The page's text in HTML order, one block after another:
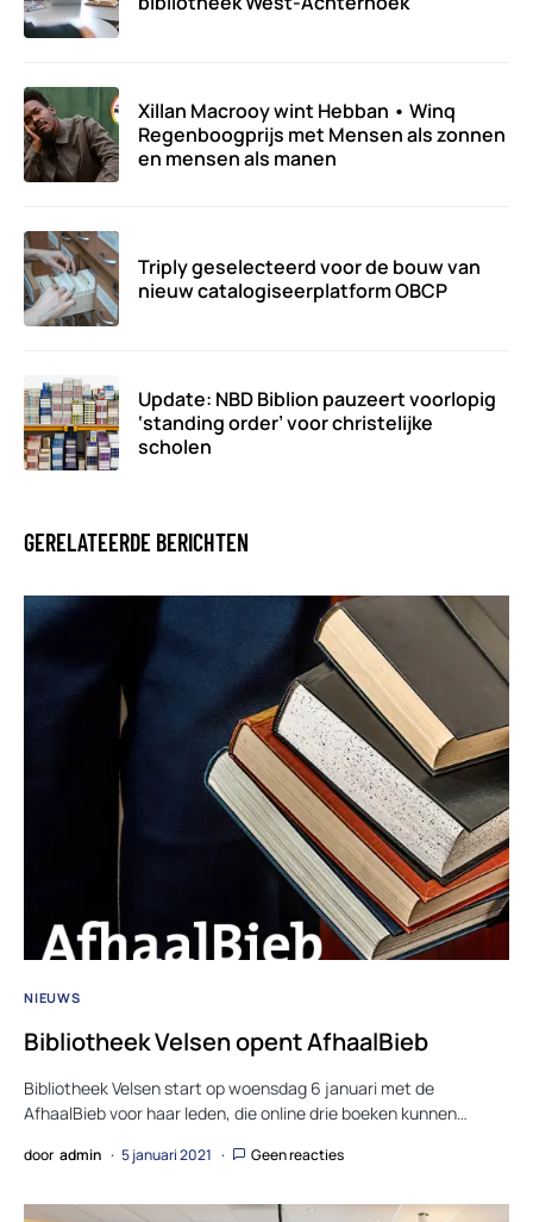
Xillan Macrooy wint Hebban • Winq
Regenboogprijs met Mensen als zonnen
en mensen als manen
Triply geselecteerd voor de bouw van
nieuw catalogiseerplatform OBCP
Update: NBD Biblion pauzeert voorlopig
‘standing order’ voor christelijke
scholen
GERELATEERDE BERICHTEN
NIEUWS
Bibliotheek Velsen opent AfhaalBieb
Bibliotheek Velsen start op woensdag 6 januari met de
AfhaalBieb voor haar leden, die online drie boeken kunnen…
door admin 5 januari 2021 Geen reacties